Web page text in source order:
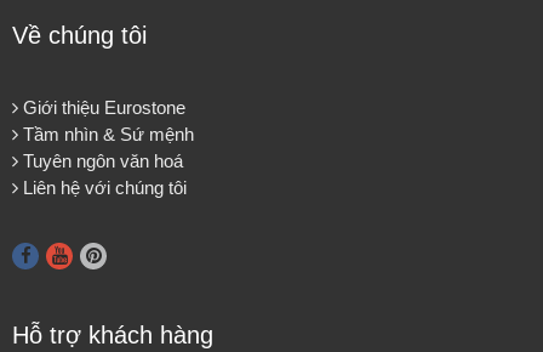
Về chúng tôi
Giới thiệu Eurostone
Tầm nhìn & Sứ mệnh
Tuyên ngôn văn hoá
Liên hệ với chúng tôi
Hỗ trợ khách hàng